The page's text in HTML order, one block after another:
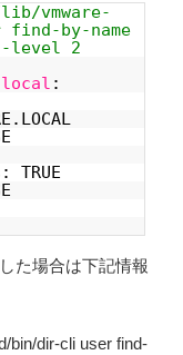
vmware-
by-name
level 2
local :
TRUE
た場合は下記情報
bin/dir-cli user find-